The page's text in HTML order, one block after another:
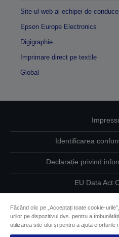
Site-ul web al echipei de
Epson Europe Electronics
Digigraphie
Imprimare direct pe textile
Global
Identificarea
Declarație privind
EU Data Act
Informaţii despre
Făcând clic pe „Acceptați toate cookie-
urilor pe dispozitivul dvs. pentru a
utilizarea site-ului și pentru a ajuta eforturile